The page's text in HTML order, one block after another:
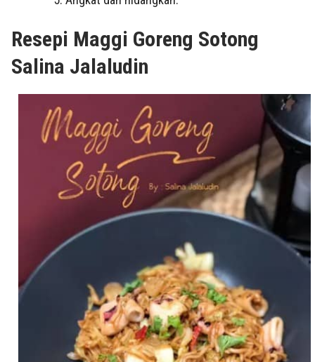
Resepi Maggi Goreng Sotong
Salina Jalaludin